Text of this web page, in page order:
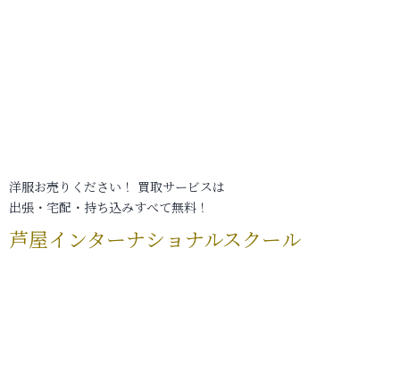
洋服お売りください！ 買取サービスは
出張・宅配・持ち込みすべて無料！
芦屋インターナショナルスクール